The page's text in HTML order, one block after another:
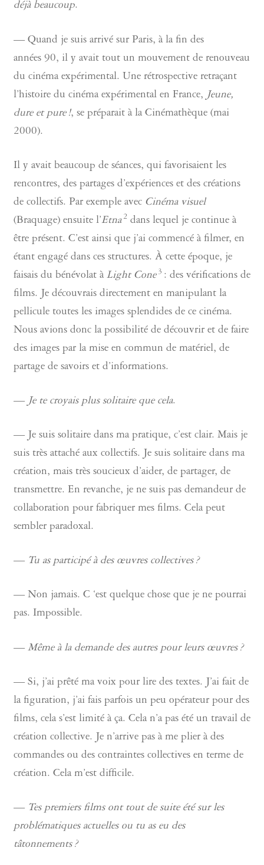
déjà beaucoup.
— Quand je suis arrivé sur Paris, à la fin des
années 90, il y avait tout un mouvement de renouveau
du cinéma expérimental. Une rétrospective retraçant
l’histoire du cinéma expérimental en France, Jeune,
dure et pure !, se préparait à la Cinémathèque (mai
2000).
Il y avait beaucoup de séances, qui favorisaient les
rencontres, des partages d’expériences et des créations
de collectifs. Par exemple avec Cinéma visuel
(Braquage) ensuite l’Etna 2 dans lequel je continue à
être présent. C’est ainsi que j’ai commencé à filmer, en
étant engagé dans ces structures. À cette époque, je
faisais du bénévolat à Light Cone 3 : des vérifications de
films. Je découvrais directement en manipulant la
pellicule toutes les images splendides de ce cinéma.
Nous avions donc la possibilité de découvrir et de faire
des images par la mise en commun de matériel, de
partage de savoirs et d’informations.
—Je te croyais plus solitaire que cela.
— Je suis solitaire dans ma pratique, c’est clair. Mais je
suis très attaché aux collectifs. Je suis solitaire dans ma
création, mais très soucieux d’aider, de partager, de
transmettre. En revanche, je ne suis pas demandeur de
collaboration pour fabriquer mes films. Cela peut
sembler paradoxal.
— Tu as participé à des œuvres collectives ?
— Non jamais. C ‘est quelque chose que je ne pourrai
pas. Impossible.
— Même à la demande des autres pour leurs œuvres ?
— Si, j’ai prêté ma voix pour lire des textes. J’ai fait de
la figuration, j’ai fais parfois un peu opérateur pour des
films, cela s’est limité à ça. Cela n’a pas été un travail de
création collective. Je n’arrive pas à me plier à des
commandes ou des contraintes collectives en terme de
création. Cela m’est difficile.
— Tes premiers films ont tout de suite été sur les
problématiques actuelles ou tu as eu des
tâtonnements ?